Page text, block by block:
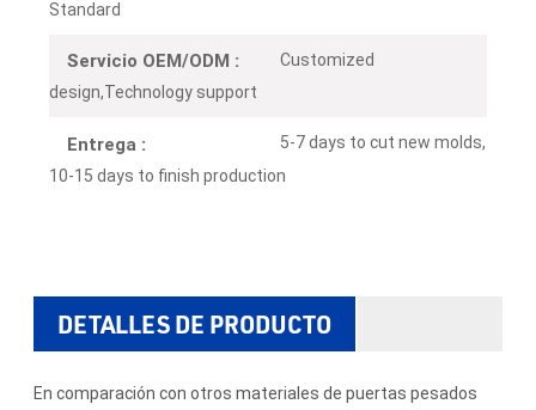
Standard
Servicio OEM/ODM :
Customized
design,Technology support
Entrega :
5-7 days to cut new molds,
10-15 days to finish production
DETALLES DE PRODUCTO
En comparación con otros materiales de puertas pesados